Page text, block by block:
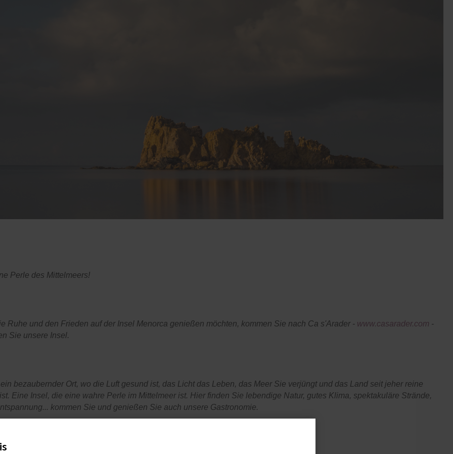
Perle des Mittelmeers!
Ruhe und den Frieden auf der Insel Menorca genießen möchten, kommen Sie nach Ca s'Arader - www.casarader.com -
Sie unsere Insel.
bezaubernder Ort, wo die Luft gesund ist, das Licht das Leben, das Meer Sie verjüngt und das Land seit jeher reine
Eine Insel, die eine wahre Perle im Mittelmeer ist. Hier finden Sie lebendige Natur, gutes Klima, spektakuläre Strände,
kommen Sie und genießen Sie auch unsere Gastronomie.